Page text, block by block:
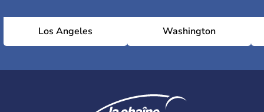
Los Angeles Washington